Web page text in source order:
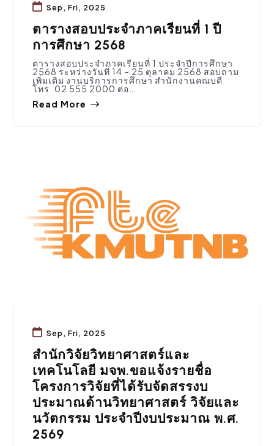
Sep, Fri, 2025
ตารางสอบประจำภาคเรียนที่ 1 ปี
การศึกษา 2568
ตารางสอบประจำภาคเรียนที่ 1 ประจำปีการศึกษา
2568 ระหว่างวันที่ 14 – 25 ตุลาคม 2568 สอบถาม
เพิ่มเติม งานบริการการศึกษา สำนักงานคณบดี
โทร. 02 555 2000 ต่อ…
Read More
Sep, Fri, 2025
สำนักวิจัยวิทยาศาสตร์และ
เทคโนโลยี มจพ.ขอแจ้งรายชื่อ
โครงการวิจัยที่ได้รับจัดสรรงบ
ประมาณด้านวิทยาศาสตร์ วิจัยและ
นวัตกรรม ประจำปีงบประมาณ พ.ศ.
2569